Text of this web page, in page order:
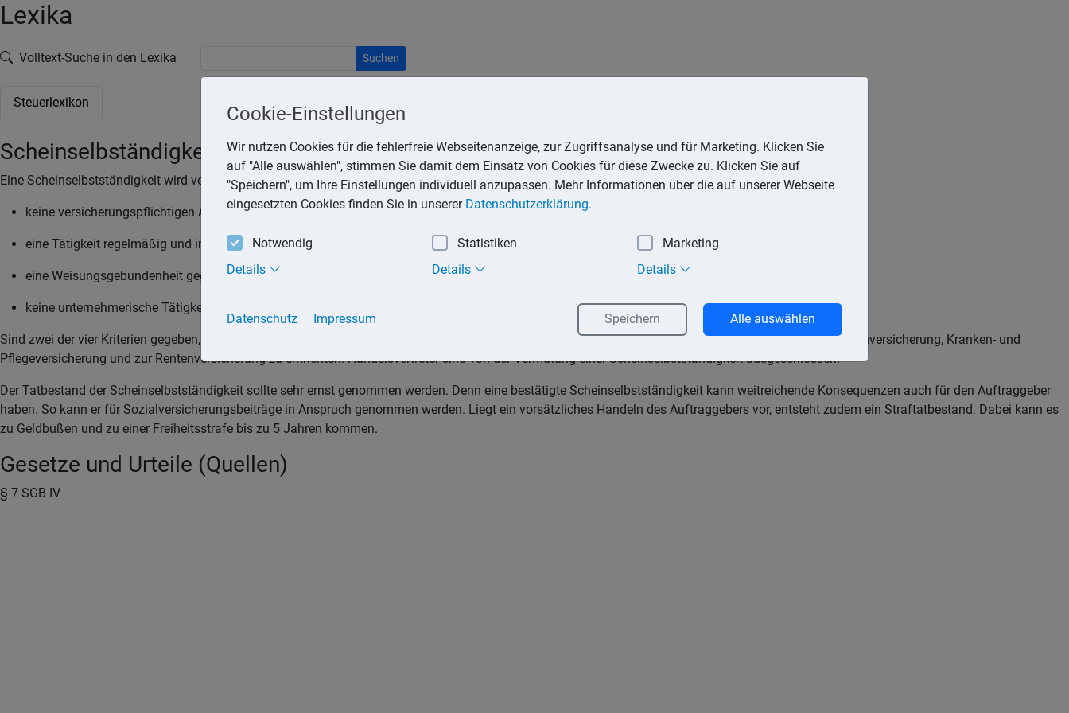
Lexika
Volltext-Suche in den Lexika Suchen
Steuerlexikon
Scheinselbständigkeit
Eine Scheinselbstständigkeit wird vermutet, wenn
keine versicherungspflichtigen Arbeitnehmer beschäftigt werden,
eine Tätigkeit regelmäßig und im Wesentlichen nur für einen Auftraggeber erfolgt,
eine Weisungsgebundenheit gegenüber dem Auftraggeber vorliegt und eine Eingliederung in die Arbeitsorganisation des Auftraggebers erfolgt ist,
keine unternehmerische Tätigkeit am Markt vorliegt.
Sind zwei der vier Kriterien gegeben, liegt eine Scheinselbstständigkeit vor. Damit sind ab Feststellung der Scheinselbstständigkeit, Beiträge zur Arbeitslosenversicherung, Kranken- und
Pflegeversicherung und zur Rentenversicherung zu entrichten. Handelsvertreter sind von der Vermutung einer Scheinselbstständigkeit ausgeschlossen.
Der Tatbestand der Scheinselbstständigkeit sollte sehr ernst genommen werden. Denn eine bestätigte Scheinselbstständigkeit kann weitreichende Konsequenzen auch für den Auftraggeber
haben. So kann er für Sozialversicherungsbeiträge in Anspruch genommen werden. Liegt ein vorsätzliches Handeln des Auftraggebers vor, entsteht zudem ein Straftatbestand. Dabei kann es
zu Geldbußen und zu einer Freiheitsstrafe bis zu 5 Jahren kommen.
Gesetze und Urteile (Quellen)
§ 7 SGB IV
Cookie-Einstellungen
Wir nutzen Cookies für die fehlerfreie Webseitenanzeige, zur Zugriffsanalyse und für Marketing. Klicken Sie
auf "Alle auswählen", stimmen Sie damit dem Einsatz von Cookies für diese Zwecke zu. Klicken Sie auf
"Speichern", um Ihre Einstellungen individuell anzupassen. Mehr Informationen über die auf unserer Webseite
eingesetzten Cookies finden Sie in unserer Datenschutzerklärung.
Notwendig Statistiken
Marketing
Details
Details Details
Datenschutz Impressum Speichern Alle auswählen